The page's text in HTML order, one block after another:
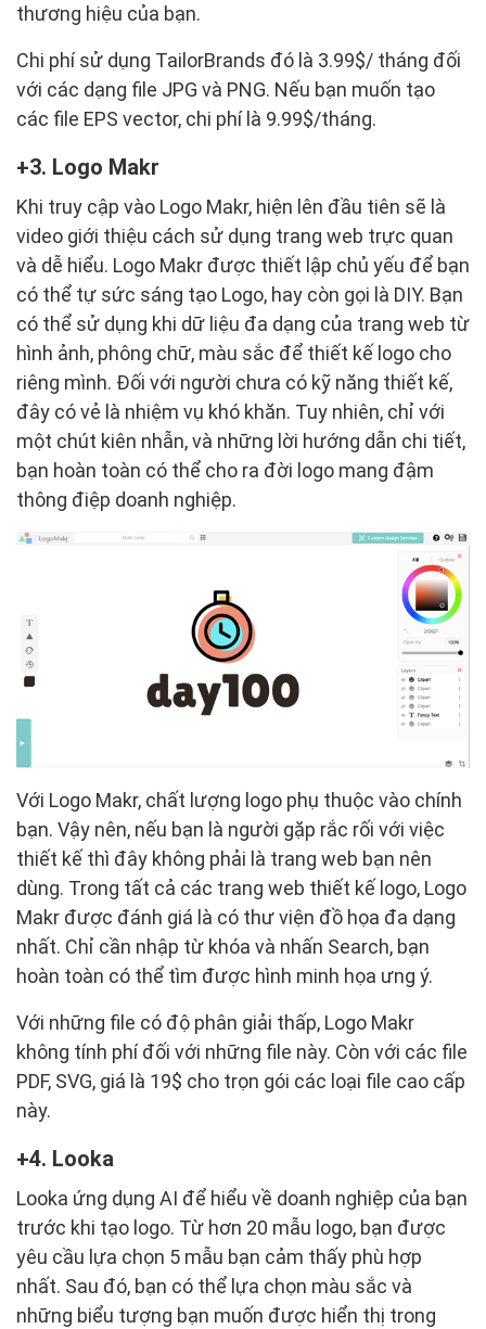
thương hiệu của bạn.
Chi phí sử dụng TailorBrands đó là 3.99$/ tháng đối
với các dạng file JPG và PNG. Nếu bạn muốn tạo
các file EPS vector, chi phí là 9.99$/tháng.
3. Logo Makr
Khi truy cập vào Logo Makr, hiện lên đầu tiên sẽ là
video giới thiệu cách sử dụng trang web trực quan
và dễ hiểu. Logo Makr được thiết lập chủ yếu để bạn
có thể tự sức sáng tạo Logo, hay còn gọi là DIY. Bạn
có thể sử dụng khi dữ liệu đa dạng của trang web từ
hình ảnh, phông chữ, màu sắc để thiết kế logo cho
riêng mình. Đối với người chưa có kỹ năng thiết kế,
đây có vẻ là nhiệm vụ khó khăn. Tuy nhiên, chỉ với
một chút kiên nhẫn, và những lời hướng dẫn chi tiết,
bạn hoàn toàn có thể cho ra đời logo mang đậm
thông điệp doanh nghiệp.
Với Logo Makr, chất lượng logo phụ thuộc vào chính
bạn. Vậy nên, nếu bạn là người gặp rắc rối với việc
thiết kế thì đây không phải là trang web bạn nên
dùng. Trong tất cả các trang web thiết kế logo, Logo
Makr được đánh giá là có thư viện đồ họa đa dạng
nhất. Chỉ cần nhập từ khóa và nhấn Search, bạn
hoàn toàn có thể tìm được hình minh họa ưng ý.
Với những file có độ phân giải thấp, Logo Makr
không tính phí đối với những file này. Còn với các file
PDF, SVG, giá là 19$ cho trọn gói các loại file cao cấp
này.
4. Looka
Looka ứng dụng AI để hiểu về doanh nghiệp của bạn
trước khi tạo logo. Từ hơn 20 mẫu logo, bạn được
yêu cầu lựa chọn 5 mẫu bạn cảm thấy phù hợp
nhất. Sau đó, bạn có thể lựa chọn màu sắc và
những biểu tượng bạn muốn được hiển thị trong